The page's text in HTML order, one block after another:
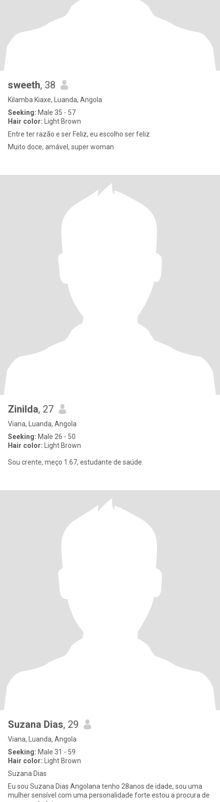
sweeth, 38
Kilamba Kiaxe, Luanda, Angola
Seeking: Male 35 - 57
Hair color: Light Brown
Entre ter razão e ser Feliz, eu escolho ser feliz.
Muito doce, amável, super woman
Zinilda, 27
Viana, Luanda, Angola
Seeking: Male 26 - 50
Hair color: Light Brown
Sou crente, meço 1.67, estudante de saúde.
Suzana Dias, 29
Viana, Luanda, Angola
Seeking: Male 31 - 59
Hair color: Light Brown
Suzana Dias
Eu sou Suzana Dias Angolana tenho 28anos de idade, sou uma
mulher sensível com uma personalidade forte estou a procura de